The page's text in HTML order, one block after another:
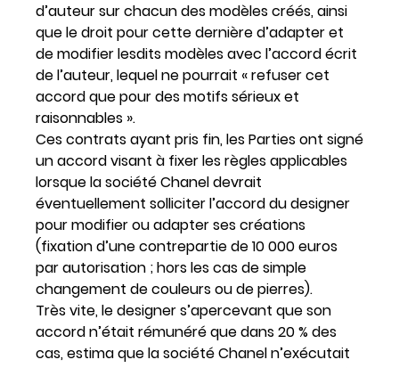
d’auteur sur chacun des modèles créés, ainsi
que le droit pour cette dernière d’adapter et
de modifier lesdits modèles avec l’accord écrit
de l’auteur, lequel ne pourrait « refuser cet
accord que pour des motifs sérieux et
raisonnables ».
Ces contrats ayant pris fin, les Parties ont signé
un accord visant à fixer les règles applicables
lorsque la société Chanel devrait
éventuellement solliciter l’accord du designer
pour modifier ou adapter ses créations
(fixation d’une contrepartie de 10 000 euros
par autorisation ; hors les cas de simple
changement de couleurs ou de pierres).
Très vite, le designer s’apercevant que son
accord n’était rémunéré que dans 20 % des
cas, estima que la société Chanel n’exécutait